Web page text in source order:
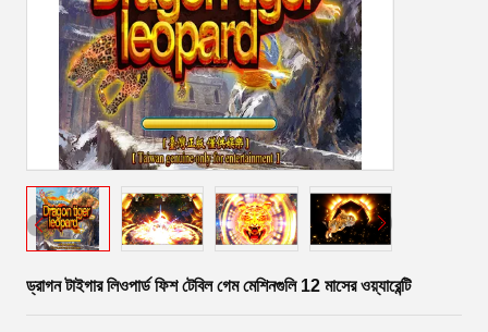
ড্রাগন টাইগার লিওপার্ড ফিশ টেবিল গেম মেশিনগুলি 12 মাসের ওয়্যারেন্টি